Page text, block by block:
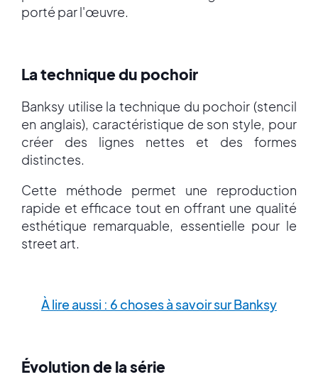
porté par l'œuvre.
La technique du pochoir
Banksy utilise la technique du pochoir (stencil
en anglais), caractéristique de son style, pour
créer des lignes nettes et des formes
distinctes.
Cette méthode permet une reproduction
rapide et efficace tout en offrant une qualité
esthétique remarquable, essentielle pour le
street art.
À lire aussi : 6 choses à savoir sur Banksy
Évolution de la série